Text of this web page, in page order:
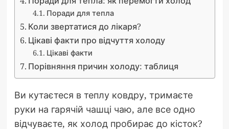
Поради для тепла
Коли звертатися до лікаря?
Цікаві факти про відчуття холоду
Цікаві факти
Порівняння причин холоду: таблиця
Ви кутаєтеся в теплу ковдру, тримаєте
руки на гарячій чашці чаю, але все одно
відчуваєте, як холод пробирає до кісток?